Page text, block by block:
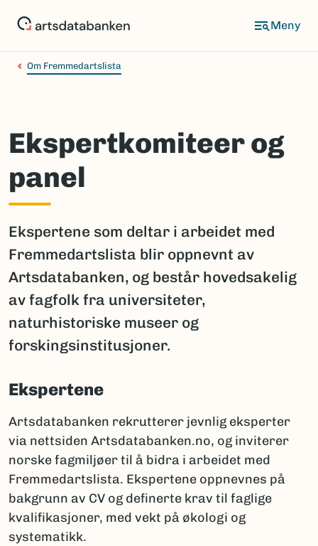
Om Fremmedartslista
Ekspertkomiteer og
panel
Ekspertene som deltar i arbeidet med
Fremmedartslista blir oppnevnt av
Artsdatabanken, og består hovedsakelig
av fagfolk fra universiteter,
naturhistoriske museer og
forskingsinstitusjoner.
Ekspertene
Artsdatabanken rekrutterer jevnlig eksperter
via nettsiden Artsdatabanken.no, og inviterer
norske fagmiljøer til å bidra i arbeidet med
Fremmedartslista. Ekspertene oppnevnes på
bakgrunn av CV og definerte krav til faglige
kvalifikasjoner, med vekt på økologi og
systematikk.